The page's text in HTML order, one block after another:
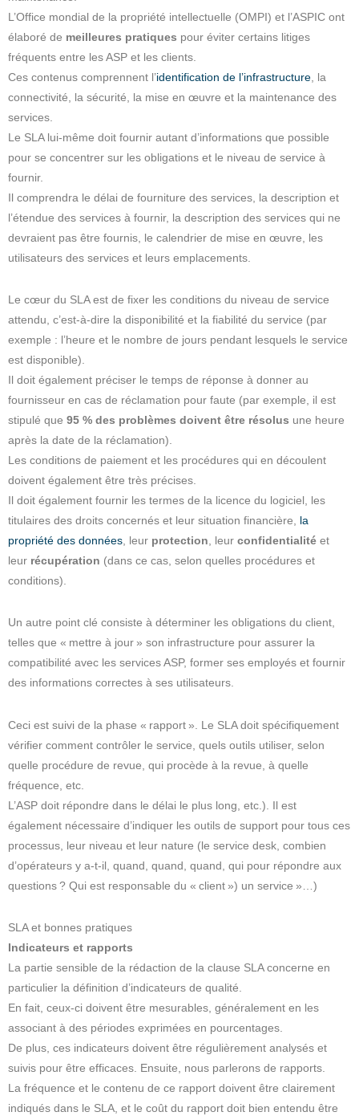
L’Office mondial de la propriété intellectuelle (OMPI) et l’ASPIC ont
élaboré de meilleures pratiques pour éviter certains litiges
fréquents entre les ASP et les clients.
Ces contenus comprennent l’identification de l’infrastructure , la
connectivité, la sécurité, la mise en œuvre et la maintenance des
services.
Le SLA lui-même doit fournir autant d’informations que possible
pour se concentrer sur les obligations et le niveau de service à
fournir.
Il comprendra le délai de fourniture des services, la description et
l’étendue des services à fournir, la description des services qui ne
devraient pas être fournis, le calendrier de mise en œuvre, les
utilisateurs des services et leurs emplacements.
Le cœur du SLA est de fixer les conditions du niveau de service
attendu, c’est-à-dire la disponibilité et la fiabilité du service (par
exemple : l’heure et le nombre de jours pendant lesquels le service
est disponible).
Il doit également préciser le temps de réponse à donner au
fournisseur en cas de réclamation pour faute (par exemple, il est
stipulé que 95 % des problèmes doivent être résolus une heure
après la date de la réclamation).
Les conditions de paiement et les procédures qui en découlent
doivent également être très précises.
Il doit également fournir les termes de la licence du logiciel, les
titulaires des droits concernés et leur situation financière, la
propriété des données, leur protection, leur confidentialité et
leur récupération (dans ce cas, selon quelles procédures et
conditions).
Un autre point clé consiste à déterminer les obligations du client,
telles que « mettre à jour » son infrastructure pour assurer la
compatibilité avec les services ASP, former ses employés et fournir
des informations correctes à ses utilisateurs.
Ceci est suivi de la phase « rapport ». Le SLA doit spécifiquement
vérifier comment contrôler le service, quels outils utiliser, selon
quelle procédure de revue, qui procède à la revue, à quelle
fréquence, etc.
L’ASP doit répondre dans le délai le plus long, etc.). Il est
également nécessaire d’indiquer les outils de support pour tous ces
processus, leur niveau et leur nature (le service desk, combien
d’opérateurs y a-t-il, quand, quand, quand, qui pour répondre aux
questions ? Qui est responsable du « client ») un service »…)
SLA et bonnes pratiques
Indicateurs et rapports
La partie sensible de la rédaction de la clause SLA concerne en
particulier la définition d’indicateurs de qualité.
En fait, ceux-ci doivent être mesurables, généralement en les
associant à des périodes exprimées en pourcentages.
De plus, ces indicateurs doivent être régulièrement analysés et
suivis pour être efficaces. Ensuite, nous parlerons de rapports.
La fréquence et le contenu de ce rapport doivent être clairement
indiqués dans le SLA, et le coût du rapport doit bien entendu être